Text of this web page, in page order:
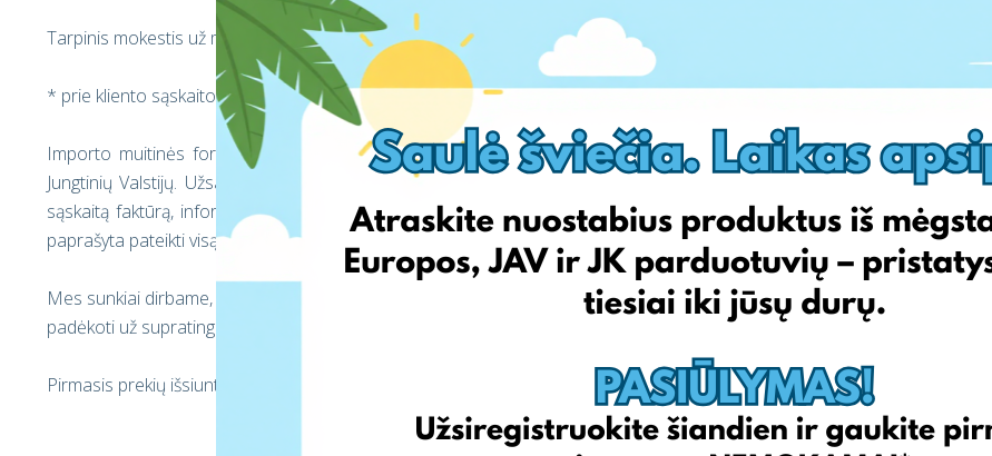
Tarpinis mokestis už muitinės formalumus 9,98% (min 0,98 EUR) *
* prie kliento sąskaitos pridedami komisiniai mokėjimai: PVM, muitai ir kt.
Importo muitinės formalumų atlikimas yra privalomas reikalavimas užtikrinant laisvą ES prekių judėjimą iš Anglijos bei
Jungtinių Valstijų. Užsakant prekes per EshopWedrop, bet kuriuo atveju Jums reikės pateikti informaciją apie prekę t.y,
sąskaitą faktūrą, informaciją apie prekę (jos turinį bei vertę). Kai prekės atkeliaus į mūsų JK ar JAV sandėlius, Jūsų bus
paprašyta pateikti visą informaciją, kad galėtume išsiųsti Jūsų prekes.
Mes sunkiai dirbame, kad užtikrintume sklandų perėjimą prie naujos tvarkos, todėl norėtume pasinaudoti proga dar kartą
padėkoti už supratingumą ir palaikymą.
Pirmasis prekių išsiuntimas, kai už prekes bus mokama pagal naują tvarką, planuojamas 2021 07 05